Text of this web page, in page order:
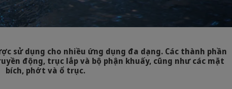
sử dụng cho nhiều ứng dụng đa dạng. Các thành phần
động, trục lắp và bộ phận khuấy, cũng như các mặt
bích, phớt và ổ trục.